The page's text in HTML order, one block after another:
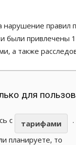
правил
были привлечены
а также
для
с тарифами
.
планируете, то